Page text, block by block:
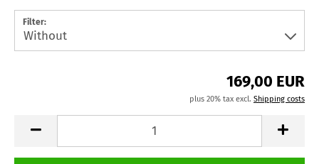
Filter:
169,00 EUR
plus 20% tax excl. Shipping costs